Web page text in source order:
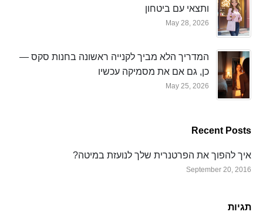
ותצאי עם ביטחון
May 28, 2026
המדריך הלא מביך לקנייה ראשונה בחנות סקס —
כן, גם אם את מסמיקה עכשיו
May 25, 2026
Recent Posts
איך להפוך את הפרטנרית שלך לנועזת במיטה?
September 20, 2016
תגיות